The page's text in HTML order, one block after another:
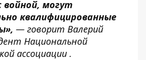
войной, могут
квалифицированные
— говорит Валерий
Национальной
ассоциации .